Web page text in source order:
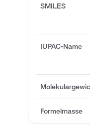
SMILES
IUPAC-Name
Formelmasse